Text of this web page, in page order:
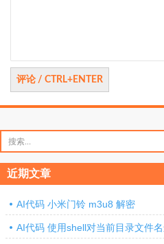
索：
近期文章
AI代码 小米门铃 m3u8 解密
AI代码 使用shell对当前目录文件